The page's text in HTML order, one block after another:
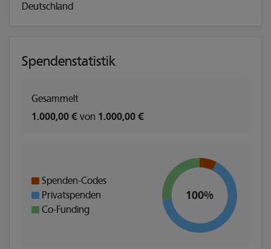
Spendenstatistik
Gesammelt
1.000,00 € von 1.000,00 €
Spenden-Codes
Privatspenden
Co-Funding
100%
Deutschland